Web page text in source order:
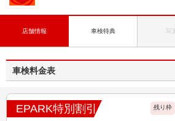
店舗情報 車検特典 写真
車検料金表
EPARK特別割引 残り枠